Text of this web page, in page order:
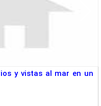
y vistas al mar en un